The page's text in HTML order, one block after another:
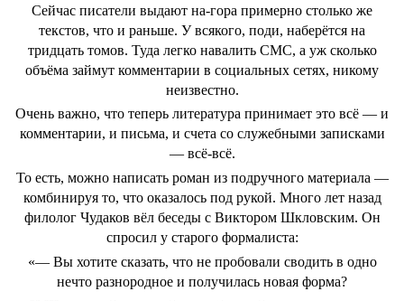
Сейчас писатели выдают на-гора примерно столько же
текстов, что и раньше. У всякого, поди, наберётся на
тридцать томов. Туда легко навалить СМС, а уж сколько
объёма займут комментарии в социальных сетях, никому
неизвестно.
Очень важно, что теперь литература принимает это всё — и
комментарии, и письма, и счета со служебными записками
— всё-всё.
То есть, можно написать роман из подручного материала —
комбинируя то, что оказалось под рукой. Много лет назад
филолог Чудаков вёл беседы с Виктором Шкловским. Он
спросил у старого формалиста:
«— Вы хотите сказать, что не пробовали сводить в одно
нечто разнородное и получилась новая форма?